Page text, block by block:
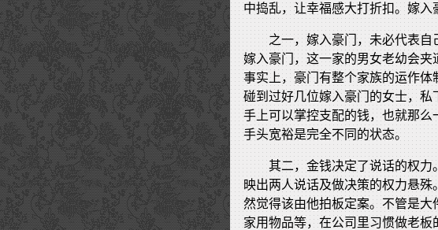
中捣乱，让幸福感大打折扣。嫁入
之一，嫁入豪门，未必代表
嫁入豪门，这一家的男女老幼会
事实上，豪门有整个家族的运作
碰到过好几位嫁入豪门的女士，
手上可以掌控支配的钱，也就那
手头宽裕是完全不同的状态。
其二，金钱决定了说话的权
映出两人说话及做决策的权力悬
然觉得该由他拍板定案。不管是
家用物品等，在公司里习惯做老